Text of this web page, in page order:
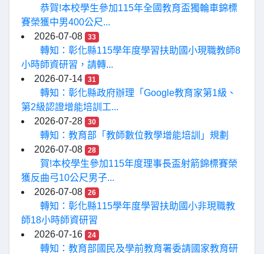
恭賀!本校學生參加115年全國教育盃獨輪車錦標
賽榮獲中男400公尺...
2026-07-08
33
轉知：彰化縣115學年度學習扶助國小現職教師8
小時師資研習，請轉...
2026-07-14
31
轉知：彰化縣政府辦理「Google教育家第1級、
第2級認證增能培訓工...
2026-07-28
30
轉知：教育部「教師數位教學增能培訓」規劃
2026-07-08
28
賀!本校學生參加115年度理事長盃射箭錦標賽榮
獲反曲弓10公尺男子...
2026-07-08
26
轉知：彰化縣115學年度學習扶助國小非現職教
師18小時師資研習
2026-07-16
24
轉知：教育部國民及學前教育署委請國家教育研